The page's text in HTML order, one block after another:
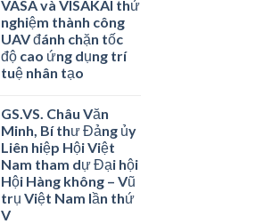
VASA và VISAKAI thử
nghiệm thành công
UAV đánh chặn tốc
độ cao ứng dụng trí
tuệ nhân tạo
GS.VS. Châu Văn
Minh, Bí thư Đảng ủy
Liên hiệp Hội Việt
Nam tham dự Đại hội
Hội Hàng không – Vũ
trụ Việt Nam lần thứ
V